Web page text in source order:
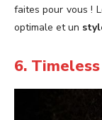
faites pour vous !
optimale et un
6.